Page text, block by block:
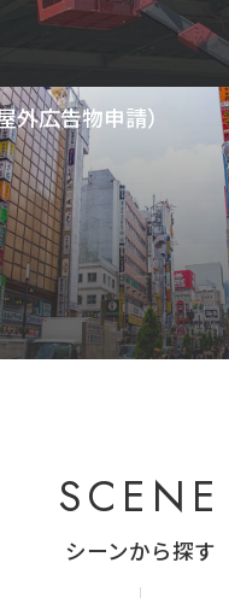
外広告物申請）
SCENE
シーンから探す